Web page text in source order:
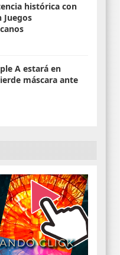
histórica con
Juegos
A estará en